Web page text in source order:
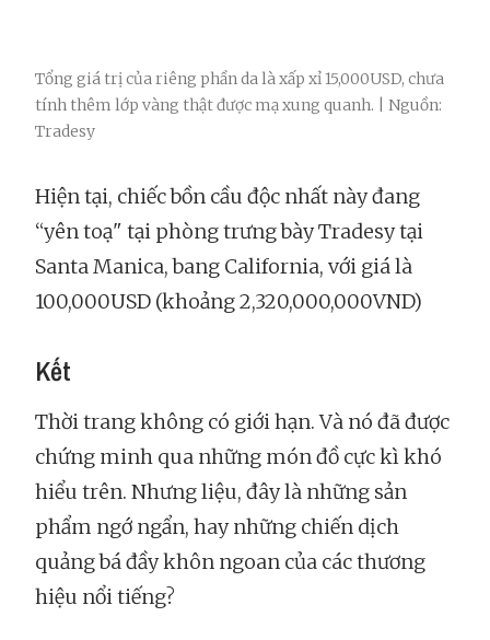
Tổng giá trị của riêng phần da là xấp xỉ 15,000USD, chưa
tính thêm lớp vàng thật được mạ xung quanh. | Nguồn:
Tradesy
Hiện tại, chiếc bồn cầu độc nhất này đang
“yên toạ" tại phòng trưng bày Tradesy tại
Santa Manica, bang California, với giá là
100,000USD (khoảng 2,320,000,000VND)
Kết
Thời trang không có giới hạn. Và nó đã được
chứng minh qua những món đồ cực kì khó
hiểu trên. Nhưng liệu, đây là những sản
phẩm ngớ ngẩn, hay những chiến dịch
quảng bá đầy khôn ngoan của các thương
hiệu nổi tiếng?